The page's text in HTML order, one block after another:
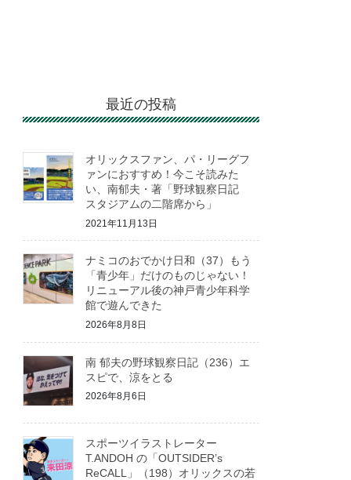
最近の投稿
オリックスファン、パ・リーグフ
ァンにおすすめ！今こそ読みた
い、南郁夫・著「野球観察日記
スタジアムの二階席から」
2021年11月13日
ナミコのおでかけ日和（37）もう
「青少年」だけのものじゃない！
リニューアル後の神戸青少年科学
館で遊んできた
2026年8月8日
南 郁夫の野球観察日記（236）エ
スピで、涼をとる
2026年8月6日
スポーツイラストレーター
T.ANDOH の「OUTSIDER’s
ReCALL」（198）オリックスの若